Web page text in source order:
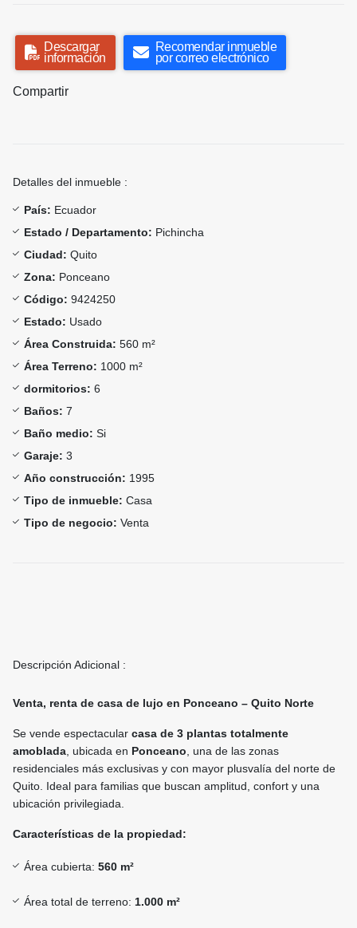
Descargar
información
Recomendar inmueble
por correo electrónico
Compartir
Detalles del inmueble :
País: Ecuador
Estado / Departamento: Pichincha
Ciudad: Quito
Zona: Ponceano
Código: 9424250
Estado: Usado
Área Construida: 560 m²
Área Terreno: 1000 m²
dormitorios: 6
Baños: 7
Baño medio: Si
Garaje: 3
Año construcción: 1995
Tipo de inmueble: Casa
Tipo de negocio: Venta
Descripción Adicional :
Venta, renta de casa de lujo en Ponceano – Quito Norte
Se vende espectacular casa de 3 plantas totalmente
amoblada , ubicada en Ponceano , una de las zonas
residenciales más exclusivas y con mayor plusvalía del norte de
Quito. Ideal para familias que buscan amplitud, confort y una
ubicación privilegiada.
Características de la propiedad:
Área cubierta: 560 m²
Área total de terreno: 1.000 m²